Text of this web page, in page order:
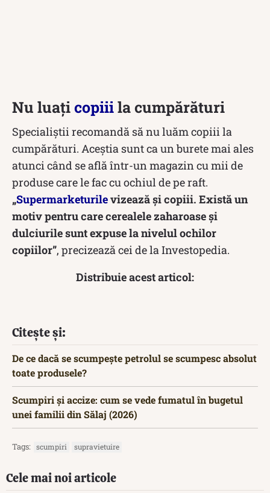
Nu luațicopiiila cumpărături
Specialiștii recomandă să nu luăm copiii la
cumpărături. Aceștia sunt ca un burete mai ales
atunci când se află într-un magazin cu mii de
produse care le fac cu ochiul de pe raft.
„Supermarketurilevizează și copiii. Există un
motiv pentru care cerealele zaharoase și
dulciurile sunt expuse la nivelul ochilor
copiilor”, precizează cei de la Investopedia.
Distribuie acest articol:
Citește și:
De ce dacă se scumpește petrolul se scumpesc absolut
toate produsele?
Scumpiri și accize: cum se vede fumatul în bugetul
unei familii din Sălaj (2026)
Tags: scumpiri supravietuire
Cele mai noi articole